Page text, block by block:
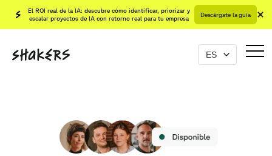
El ROI real de la IA: descubre cómo identificar, priorizar y
escalar proyectos de IA con retorno real para tu empresa
Descárgate la guía